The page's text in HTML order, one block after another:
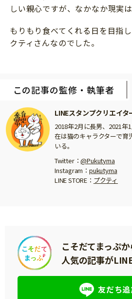
しい親心ですが、なかなか現実
もりもり食べてくれる日を目指
クティさんなのでした。
この記事の監修・執筆者
LINEスタンプクリエイ
2018年2月に長男、2021年
在は猫のキャラクターで
いる。
Twitter：@Pukutyma
Instagram： pukutyma
LINE STORE： プクティ
こそだてまっぷか
人気の記事が
友だち追